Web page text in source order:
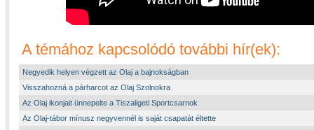
A témához kapcsolódó további hír(ek):
Negyedik helyen végzett az Olaj a bajnokságban
Visszahozná a párharcot az Olaj Szolnokra
Az Olaj ikonjait ünnepelte a Tiszaligeti Sportcsarnok
Az Olaj-tábor mínusz negyvennél is saját csapatát éltette